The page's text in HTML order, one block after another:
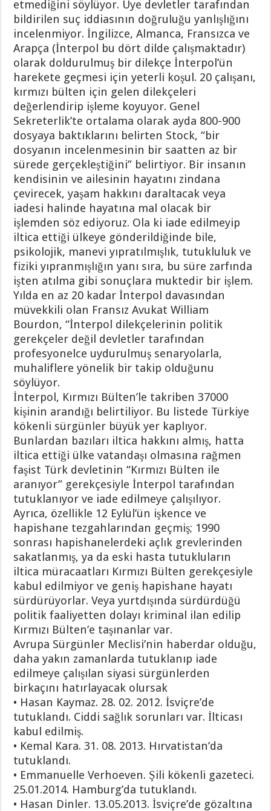
etmediğini söylüyor. Üye devletler tarafından
bildirilen suç iddiasının doğruluğu yanlışlığını
incelenmiyor. İngilizce, Almanca, Fransızca ve
Arapça (İnterpol bu dört dilde çalışmaktadır)
olarak doldurulmuş bir dilekçe İnterpol’ün
harekete geçmesi için yeterli koşul. 20 çalışanı,
kırmızı bülten için gelen dilekçeleri
değerlendirip işleme koyuyor. Genel
Sekreterlik’te ortalama olarak ayda 800-900
dosyaya baktıklarını belirten Stock, “bir
dosyanın incelenmesinin bir saatten az bir
sürede gerçekleştiğini” belirtiyor. Bir insanın
kendisinin ve ailesinin hayatını zindana
çevirecek, yaşam hakkını daraltacak veya
iadesi halinde hayatına mal olacak bir
işlemden söz ediyoruz. Ola ki iade edilmeyip
iltica ettiği ülkeye gönderildiğinde bile,
psikolojik, manevi yıpratılmışlık, tutukluluk ve
fiziki yıpranmışlığın yanı sıra, bu süre zarfında
işten atılma gibi sonuçlara muktedir bir işlem.
Yılda en az 20 kadar İnterpol davasından
müvekkili olan Fransız Avukat William
Bourdon, “İnterpol dilekçelerinin politik
gerekçeler değil devletler tarafından
profesyonelce uydurulmuş senaryolarla,
muhaliflere yönelik bir takip olduğunu
söylüyor.
İnterpol, Kırmızı Bülten’le takriben 37000
kişinin arandığı belirtiliyor. Bu listede Türkiye
kökenli sürgünler büyük yer kaplıyor.
Bunlardan bazıları iltica hakkını almış, hatta
iltica ettiği ülke vatandaşı olmasına rağmen
faşist Türk devletinin “Kırmızı Bülten ile
aranıyor” gerekçesiyle İnterpol tarafından
tutuklanıyor ve iade edilmeye çalışılıyor.
Ayrıca, özellikle 12 Eylül’ün işkence ve
hapishane tezgahlarından geçmiş; 1990
sonrası hapishanelerdeki açlık grevlerinden
sakatlanmış, ya da eski hasta tutukluların
iltica müracaatları Kırmızı Bülten gerekçesiyle
kabul edilmiyor ve geniş hapishane hayatı
sürdürüyorlar. Veya yurtdışında sürdürdüğü
politik faaliyetten dolayı kriminal ilan edilip
Kırmızı Bülten’e taşınanlar var.
Avrupa Sürgünler Meclisi’nin haberdar olduğu,
daha yakın zamanlarda tutuklanıp iade
edilmeye çalışılan siyasi sürgünlerden
birkaçını hatırlayacak olursak
• Hasan Kaymaz. 28. 02. 2012. İsviçre’de
tutuklandı. Ciddi sağlık sorunları var. İlticası
kabul edilmiş.
• Kemal Kara. 31. 08. 2013. Hırvatistan’da
tutuklandı.
• Emmanuelle Verhoeven. Şili kökenli gazeteci.
25.01.2014. Hamburg’da tutuklandı.
• Hasan Dinler. 13.05.2013. İsviçre’de gözaltına